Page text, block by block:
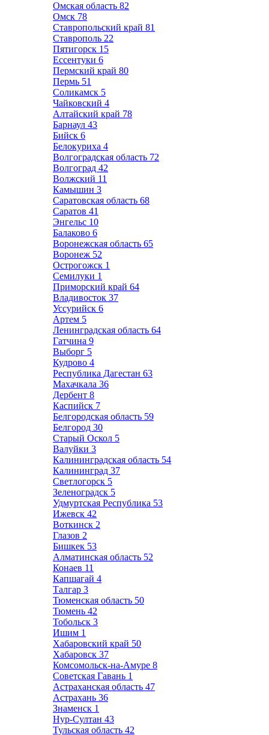
Омская область 82
Омск 78
Ставропольский край 81
Ставрополь 22
Пятигорск 15
Ессентуки 6
Пермский край 80
Пермь 51
Соликамск 5
Чайковский 4
Алтайский край 78
Барнаул 43
Бийск 6
Белокуриха 4
Волгоградская область 72
Волгоград 42
Волжский 11
Камышин 3
Саратовская область 68
Саратов 41
Энгельс 10
Балаково 6
Воронежская область 65
Воронеж 52
Острогожск 1
Семилуки 1
Приморский край 64
Владивосток 37
Уссурийск 6
Артем 5
Ленинградская область 64
Гатчина 9
Выборг 5
Кудрово 4
Республика Дагестан 63
Махачкала 36
Дербент 8
Каспийск 7
Белгородская область 59
Белгород 30
Старый Оскол 5
Валуйки 3
Калининградская область 54
Калининград 37
Светлогорск 5
Зеленоградск 5
Удмуртская Республика 53
Ижевск 42
Воткинск 2
Глазов 2
Бишкек 53
Алматинская область 52
Конаев 11
Капшагай 4
Талгар 3
Тюменская область 50
Тюмень 42
Тобольск 3
Ишим 1
Хабаровский край 50
Хабаровск 37
Комсомольск-на-Амуре 8
Советская Гавань 1
Астраханская область 47
Астрахань 36
Знаменск 1
Нур-Султан 43
Тульская область 42